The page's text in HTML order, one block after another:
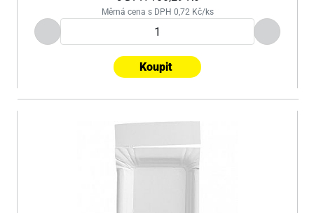
Měrná cena s DPH 0,72 Kč/ks
Koupit